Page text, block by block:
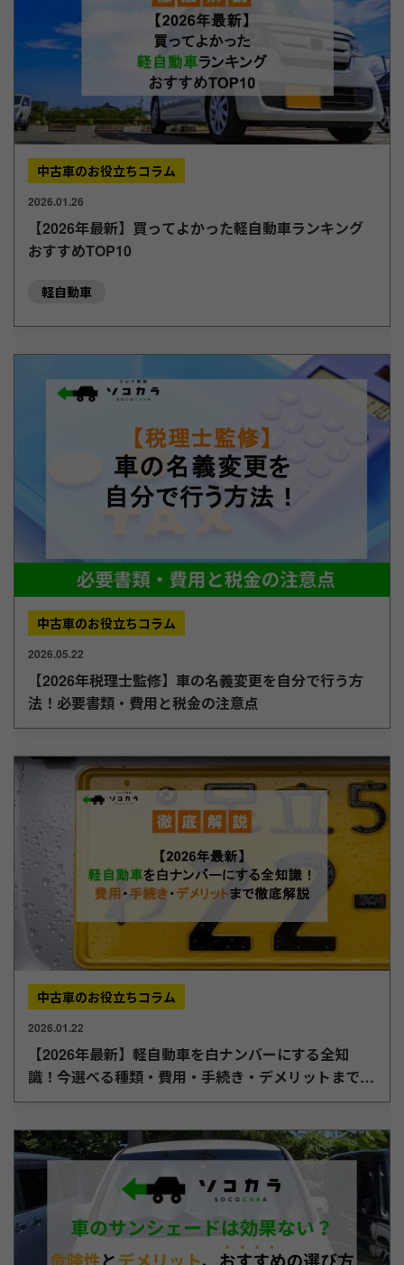
中古車のお役立ちコラム
2026.01.26
【2026年最新】買ってよかった軽自動車ランキング
おすすめTOP10
軽自動車
中古車のお役立ちコラム
2026.05.22
【2026年税理士監修】車の名義変更を自分で行う方
法！必要書類・費用と税金の注意点
中古車のお役立ちコラム
2026.01.22
【2026年最新】軽自動車を白ナンバーにする全知
識！今選べる種類・費用・手続き・デメリットまで徹
底解説